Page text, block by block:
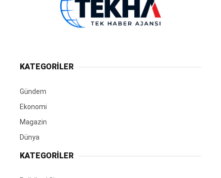
KATEGORİLER
Gündem
Ekonomi
Magazin
Dünya
KATEGORİLER